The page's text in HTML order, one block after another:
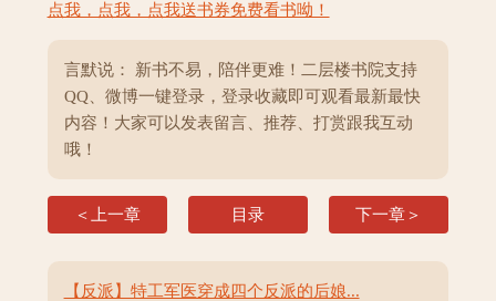
点我，点我，点我送书券免费看书呦！
言默说： 新书不易，陪伴更难！二层楼书院支持
QQ、微博一键登录，登录收藏即可观看最新最快
内容！大家可以发表留言、推荐、打赏跟我互动
哦！
＜上一章 目录 下一章＞
【反派】特工军医穿成四个反派的后娘...